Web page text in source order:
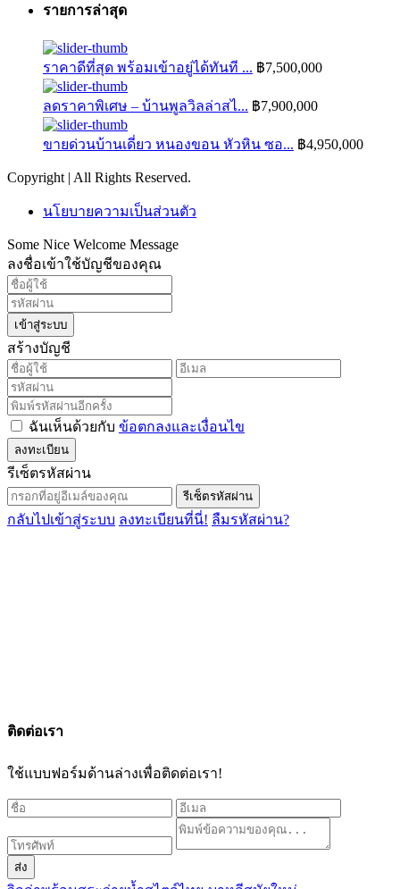
รายการล่าสุด
ราคาดีที่สุด พร้อมเข้าอยู่ได้ทันที ... ฿7,500,000
ลดราคาพิเศษ – บ้านพูลวิลล่าสไ... ฿7,900,000
ขายด่วนบ้านเดี่ยว หนองขอน หัวหิน ซอ... ฿4,950,000
Copyright | All Rights Reserved.
นโยบายความเป็นส่วนตัว
Some Nice Welcome Message
ลงชื่อเข้าใช้บัญชีของคุณ
เข้าสู่ระบบ
สร้างบัญชี
ฉันเห็นด้วยกับ ข้อตกลงและเงื่อนไข
ลงทะเบียน
รีเซ็ตรหัสผ่าน
รีเซ็ตรหัสผ่าน
กลับไปเข้าสู่ระบบ ลงทะเบียนที่นี่! ลืมรหัสผ่าน?
ติดต่อเรา
ใช้แบบฟอร์มด้านล่างเพื่อติดต่อเรา!
ส่ง